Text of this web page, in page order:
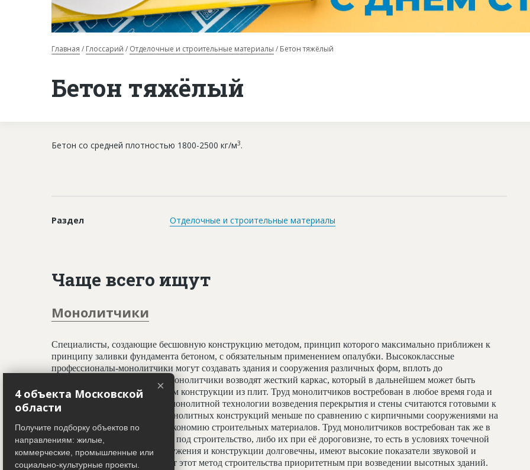
Глоссарий
Главная Глоссарий Отделочные и строительные материалы Бетон тяжёлый
Бетон тяжёлый
Бетон со средней плотностью 1800-2500 кг/м3.
Раздел Отделочные и строительные материалы
Чаще всего ищут
Монолитчики
Специалисты, создающие бесшовную конструкцию методом, принцип которого максимально приближен к
принципу заливки фундамента бетоном, с обязательным применением опалубки. Высококлассные
профессионалы-монолитчики могут создавать здания и сооружения различных форм, вплоть до
криволинейных элементов. Монолитчики возводят жесткий каркас, который в дальнейшем может быть
использован гораздо шире, чем конструкции из плит. Труд монолитчиков востребован в любое время года и
считается всесезонным. При монолитной технологии возведения перекрытия и стены считаются готовыми к
отделочным работам, а вес монолитных конструкций меньше по сравнению с кирпичными сооружениями на
20%, что даёт значительную экономию строительных материалов. Труд монолитчиков востребован так же в
условиях недостатка площади под строительство, либо их при её дороговизне, то есть в условиях точечной
застройки. Монолитные сооружения и конструкции долговечны, имеют высокие показатели звуковой и
тепловой изоляции, что делает этот метод строительства приоритетным при возведении высотных зданий.
×
4 объекта Московской
области
Получите подборку объектов по
направлениям: жилые,
коммерческие, промышленные или
социально-культурные проекты.